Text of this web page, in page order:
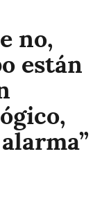
no,
están